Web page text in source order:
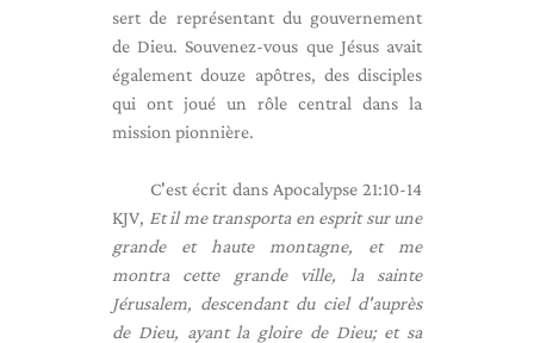
sert de représentant du gouvernement
de Dieu. Souvenez-vous que Jésus avait
également douze apôtres, des disciples
qui ont joué un rôle central dans la
mission pionnière.
C'est écrit dans Apocalypse 21:10-14
KJV, Et il me transporta en esprit sur une
grande et haute montagne, et me
montra cette grande ville, la sainte
Jérusalem, descendant du ciel d'auprès
de Dieu, ayant la gloire de Dieu; et sa